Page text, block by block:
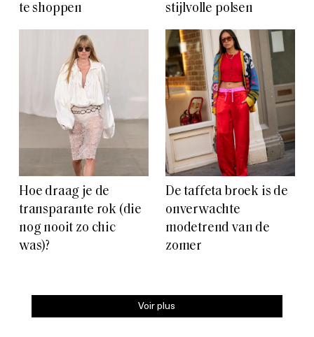
te shoppen
stijlvolle polsen
Hoe draag je de
transparante rok (die
nog nooit zo chic
was)?
De taffeta broek is de
onverwachte
modetrend van de
zomer
Voir plus